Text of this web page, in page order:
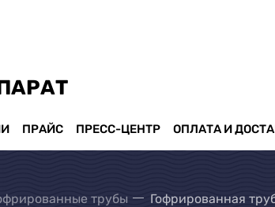
ПРАЙС ПРЕСС-ЦЕНТР ОПЛАТА И
трубы Гофрированная